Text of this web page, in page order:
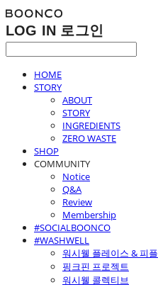
LOG IN 로그인
HOME
STORY
ABOUT
STORY
INGREDIENTS
ZERO WASTE
SHOP
COMMUNITY
Notice
Q&A
Review
Membership
#SOCIALBOONCO
#WASHWELL
워시웰 플레이스 & 피플
핑크핀 프로젝트
워시웰 콜렉티브